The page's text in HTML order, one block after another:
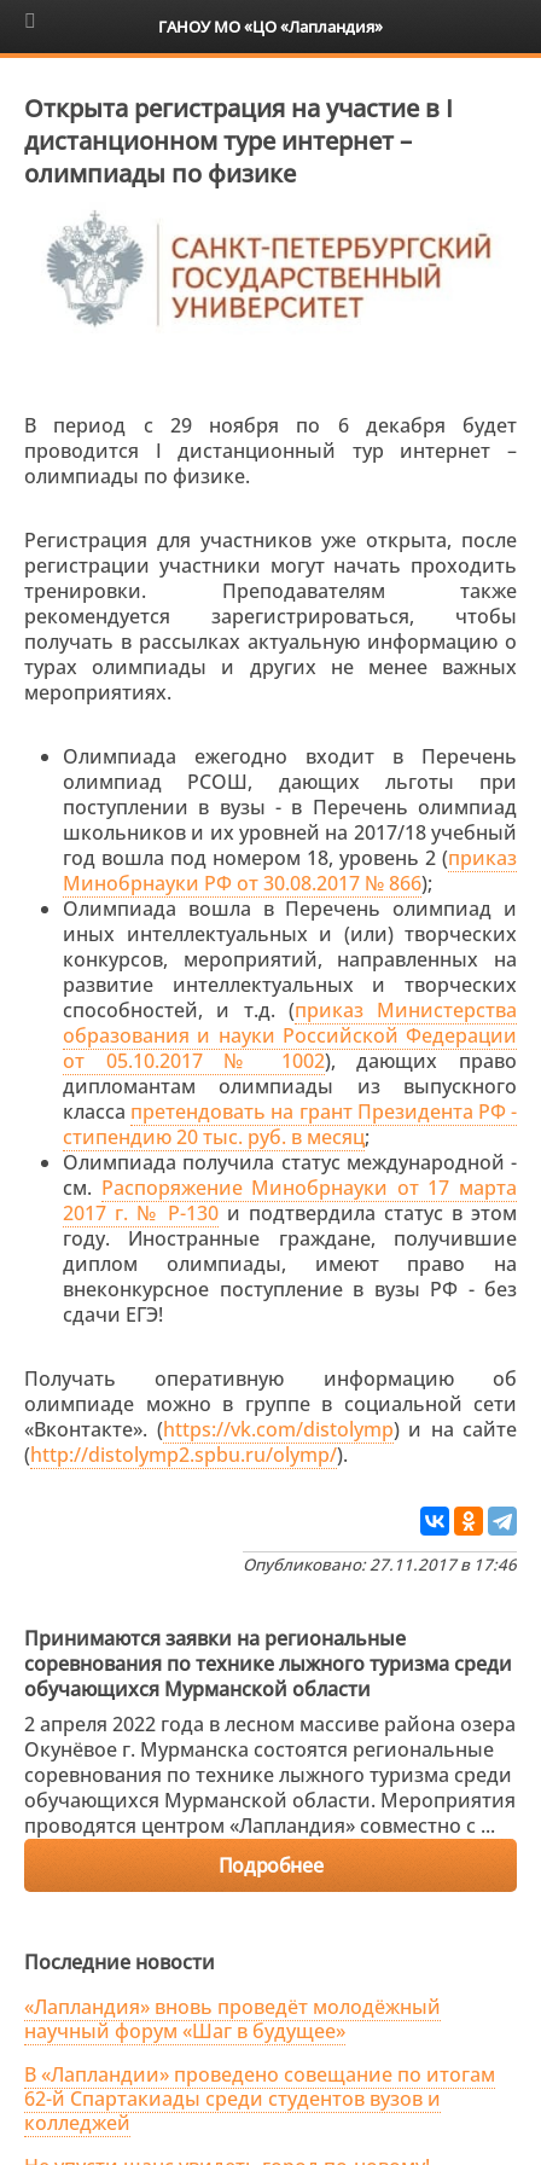
6+
Открыта регистрация на участие в I
дистанционном туре интернет –
олимпиады по физике
В период с 29 ноября по 6 декабря будет
проводится I дистанционный тур интернет –
олимпиады по физике.
Регистрация для участников уже открыта, после
регистрации участники могут начать проходить
тренировки. Преподавателям также
рекомендуется зарегистрироваться, чтобы
получать в рассылках актуальную информацию о
турах олимпиады и других не менее важных
мероприятиях.
Олимпиада ежегодно входит в Перечень
олимпиад РСОШ, дающих льготы при
поступлении в вузы - в Перечень олимпиад
школьников и их уровней на 2017/18 учебный
год вошла под номером 18, уровень 2 (приказ
Минобрнауки РФ от 30.08.2017 № 866);
Олимпиада вошла в Перечень олимпиад и
иных интеллектуальных и (или) творческих
конкурсов, мероприятий, направленных на
развитие интеллектуальных и творческих
способностей, и т.д. (приказ Министерства
образования и науки Российской Федерации
от 05.10.2017 № 1002), дающих право
дипломантам олимпиады из выпускного
класса претендовать на грант Президента РФ -
стипендию 20 тыс. руб. в месяц;
Олимпиада получила статус международной -
см. Распоряжение Минобрнауки от 17 марта
2017 г. № Р-130 и подтвердила статус в этом
году. Иностранные граждане, получившие
диплом олимпиады, имеют право на
внеконкурсное поступление в вузы РФ - без
сдачи ЕГЭ!
Получать оперативную информацию об
олимпиаде можно в группе в социальной сети
«Вконтакте». (https://vk.com/distolymp) и на сайте
(http://distolymp2.spbu.ru/olymp/).
Опубликовано: 27.11.2017 в 17:46
Принимаются заявки на региональные
соревнования по технике лыжного туризма среди
обучающихся Мурманской области
2 апреля 2022 года в лесном массиве района озера
Окунёвое г. Мурманска состоятся региональные
соревнования по технике лыжного туризма среди
обучающихся Мурманской области. Мероприятия
проводятся центром «Лапландия» совместно с ...
Подробнее
Последние новости
«Лапландия» вновь проведёт молодёжный
научный форум «Шаг в будущее»
В «Лапландии» проведено совещание по итогам
62-й Спартакиады среди студентов вузов и
колледжей
ГАНОУ МО «ЦО «Лапландия»